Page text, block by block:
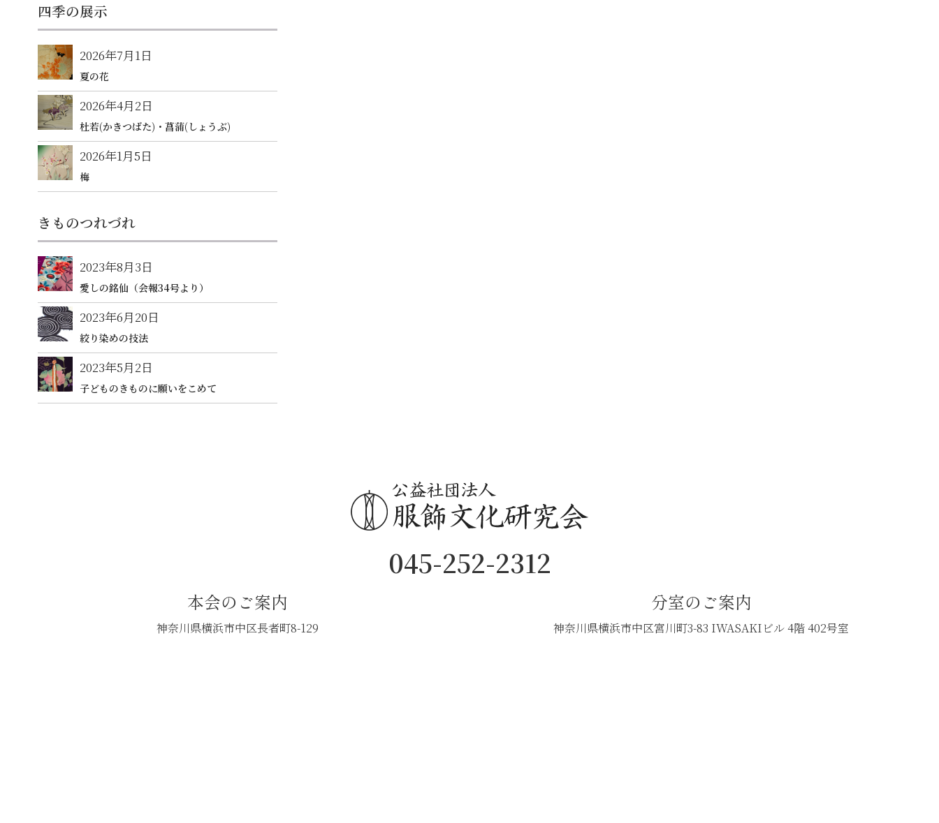
四季の展示
2026年7月1日
夏の花
2026年4月2日
杜若(かきつばた)・菖蒲(しょうぶ)
2026年1月5日
梅
きものつれづれ
2023年8月3日
愛しの銘仙（会報34号より）
2023年6月20日
絞り染めの技法
2023年5月2日
子どものきものに願いをこめて
045-252-2312
本会のご案内
神奈川県横浜市中区長者町8-129
分室のご案内
神奈川県横浜市中区宮川町3-83 IWASAKIビル 4階 402号室